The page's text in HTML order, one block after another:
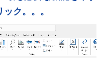
ク。。。